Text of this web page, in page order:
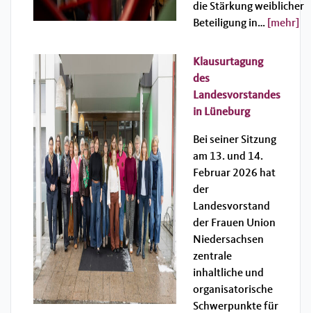
die Stärkung weiblicher
Beteiligung in… [mehr]
Klausurtagung
des
Landesvorstandes
in Lüneburg
Bei seiner Sitzung
am 13. und 14.
Februar 2026 hat
der
Landesvorstand
der Frauen Union
Niedersachsen
zentrale
inhaltliche und
organisatorische
Schwerpunkte für